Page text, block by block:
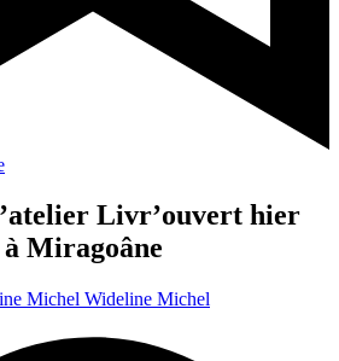
Livr’ouvert hier
Miragoâne
Wideline Michel